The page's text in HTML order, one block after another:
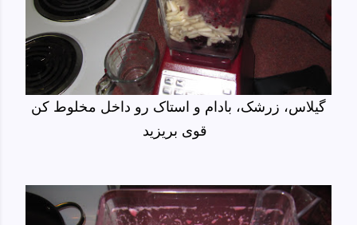
گیلاس، زرشک، بادام و استاک رو داخل مخلوط کن